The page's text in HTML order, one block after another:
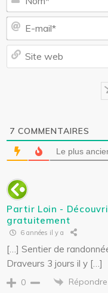
7 COMMENTAIRES
Le plus
Partir Loin -
gratuitement
6 années il y a
[…] Sentier de
Draveurs 3 jours il y […]
0 Répondre